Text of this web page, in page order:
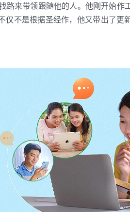
路来带领跟随他的人。他刚开始作
仅不是根据圣经作，他又带出了更
许多人用圣经来定他的罪，以至于
慕、寻求他的人。他不是来解释旧
考虑有无圣经根据，只是来作他
旧约怎么说，或与他所作的相合或
直作他该作的工作，尽管有许多人
记载，这不都是人的错谬吗？神
作工非得根据圣经呢？难道神自己
徒不守安息日呢？若说他按照安息
酒呢？这些不都是旧约没有的诫命
能是安息日的主就不能是圣经的主吗
作作，不按照旧约
安息日他带着门徒经过麦地时掐麦
守安息日就拿石头把谁打死，而耶
稣所作的工作已经超出了旧约律法
，已经打破那些规条了，以色列人
人说：“圣经是属于圣书，务必得
这不能废去，安息日什么时候都
这事谁能看透呢？就凭人的领受能
愈大，以致开始抵挡起神来，若不
——《话・卷一 神的显现与作工・圣经